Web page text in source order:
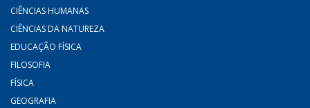
CIÊNCIAS HUMANAS
CIÊNCIAS DA NATUREZA
EDUCAÇÃO FÍSICA
FILOSOFIA
FÍSICA
GEOGRAFIA